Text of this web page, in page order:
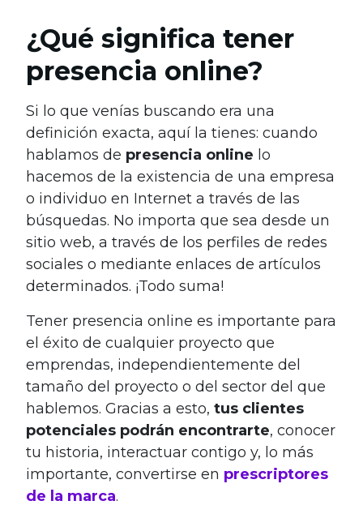
¿Qué significa tener
presencia online?
Si lo que venías buscando era una
definición exacta, aquí la tienes: cuando
hablamos de presencia online lo
hacemos de la existencia de una empresa
o individuo en Internet a través de las
búsquedas. No importa que sea desde un
sitio web, a través de los perfiles de redes
sociales o mediante enlaces de artículos
determinados. ¡Todo suma!
Tener presencia online es importante para
el éxito de cualquier proyecto que
emprendas, independientemente del
tamaño del proyecto o del sector del que
hablemos. Gracias a esto, tus clientes
potenciales podrán encontrarte, conocer
tu historia, interactuar contigo y, lo más
importante, convertirse en prescriptores
de la marca.